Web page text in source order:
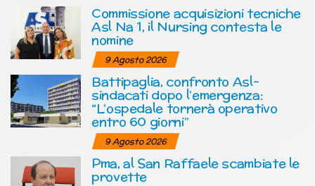
Commissione acquisizioni tecniche
Asl Na 1, il Nursing contesta le
nomine
9 Agosto 2026
Battipaglia, confronto Asl-
sindacati dopo l’emergenza:
“L’ospedale tornerà operativo
entro 60 giorni”
9 Agosto 2026
Pma, al San Raffaele scambiate le
provette